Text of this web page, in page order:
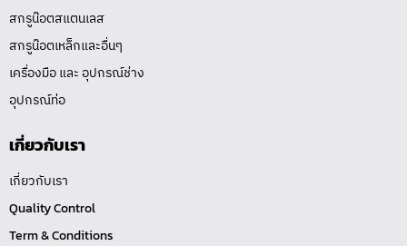
สกรูน๊อตสแตนเลส
สกรูน๊อตเหล็กและอื่นๆ
เครื่องมือ และ อุปกรณ์ช่าง
อุปกรณ์ท่อ
เกี่ยวกับเรา
เกี่ยวกับเรา
Quality Control
Term & Conditions